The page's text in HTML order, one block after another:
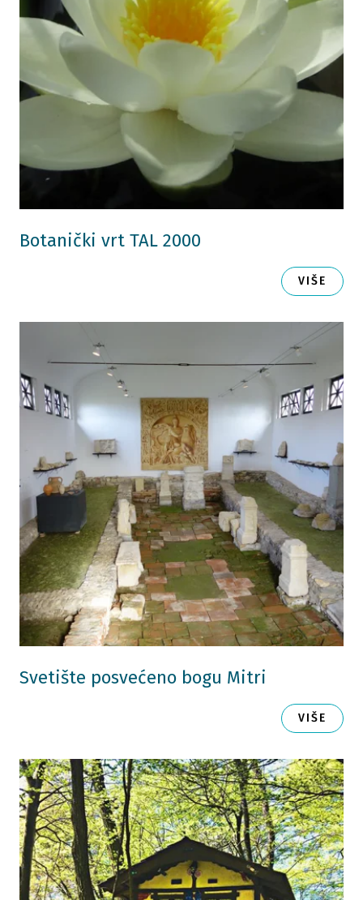
Botanički vrt TAL 2000
VIŠE
Svetište posvećeno bogu Mitri
VIŠE